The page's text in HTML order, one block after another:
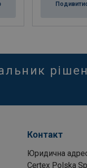
Контакт
Юридична
Certex Polska